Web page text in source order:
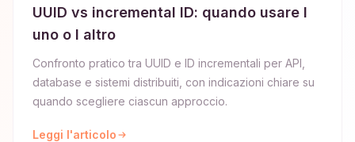
UUID vs incremental ID: quando usare l
uno o l altro
Confronto pratico tra UUID e ID incrementali per API,
database e sistemi distribuiti, con indicazioni chiare su
quando scegliere ciascun approccio.
Leggi l'articolo